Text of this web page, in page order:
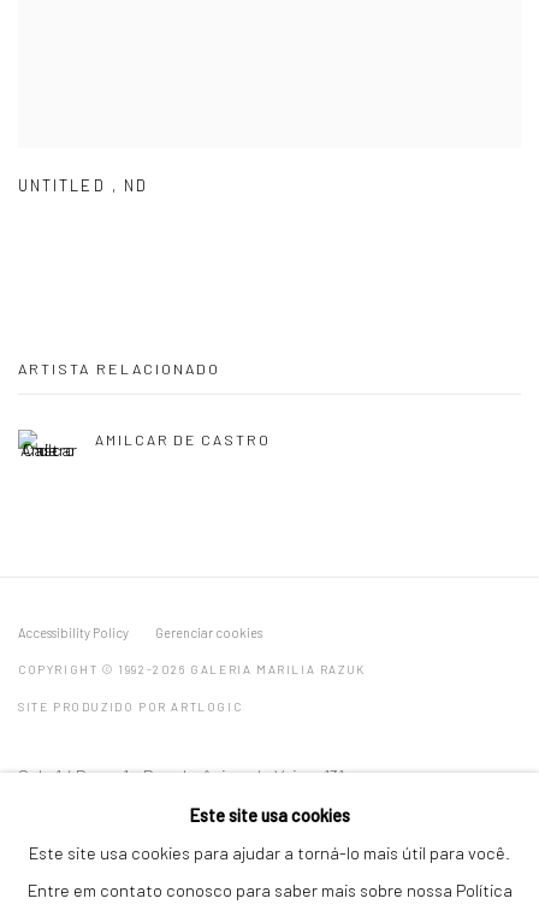
UNTITLED , ND
ARTISTA RELACIONADO
AMILCAR DE CASTRO
Accessibility Policy Gerenciar cookies
COPYRIGHT © 1992-2026 GALERIA MARILIA RAZUK
SITE PRODUZIDO POR ARTLOGIC
Sala 1 / Room 1 - Rua Jerônimo da Veiga, 131
Sala 2 / Room 2 - Rua Jerônimo da Veiga, 62
04536-000, Itaim Bibi, São Paulo, Brasil
Este site usa cookies
Este site usa cookies para ajudar a torná-lo mais útil para você.
Entre em contato conosco para saber mais sobre nossa Política